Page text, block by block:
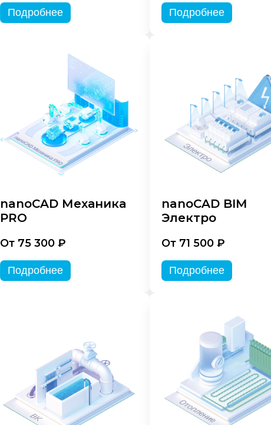
Подробнее Подробнее
nanoCAD Механика
PRO
От 75 300 ₽
Подробнее
nanoCAD BIM
Электро
От 71 500 ₽
Подробнее